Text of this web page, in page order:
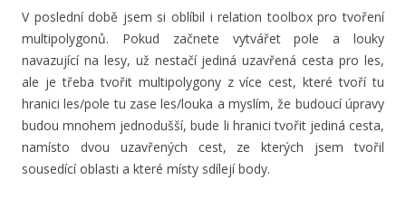
V poslední době jsem si oblíbil i relation toolbox pro tvoření
multipolygonů. Pokud začnete vytvářet pole a louky
navazující na lesy, už nestačí jediná uzavřená cesta pro les,
ale je třeba tvořit multipolygony z více cest, které tvoří tu
hranici les/pole tu zase les/louka a myslím, že budoucí úpravy
budou mnohem jednodušší, bude li hranici tvořit jediná cesta,
namísto dvou uzavřených cest, ze kterých jsem tvořil
sousedící oblasti a které místy sdílejí body.